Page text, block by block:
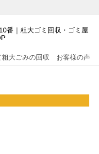
番｜粗大ゴミ回収・ゴミ屋
粗大ごみの回収 お客様の声